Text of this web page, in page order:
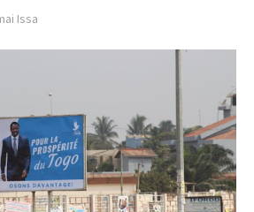
Issa